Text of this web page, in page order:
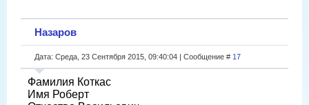
Назаров
Дата: Среда, 23 Сентября 2015, 09:40:04 | Сообщение # 17
Фамилия Коткас
Имя Роберт